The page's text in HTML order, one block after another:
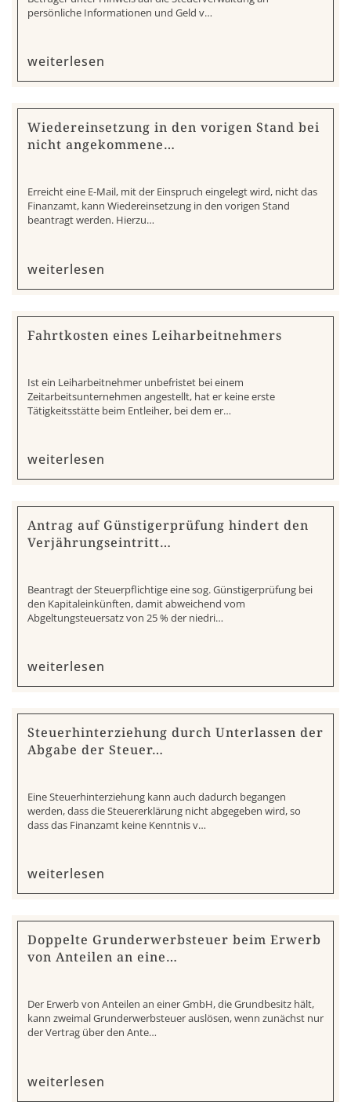
persönliche Informationen und Geld v…
weiterlesen
Wiedereinsetzung in den vorigen Stand bei
nicht angekommene…
Erreicht eine E-Mail, mit der Einspruch eingelegt wird, nicht das
Finanzamt, kann Wiedereinsetzung in den vorigen Stand
beantragt werden. Hierzu…
weiterlesen
Fahrtkosten eines Leiharbeitnehmers
Ist ein Leiharbeitnehmer unbefristet bei einem
Zeitarbeitsunternehmen angestellt, hat er keine erste
Tätigkeitsstätte beim Entleiher, bei dem er…
weiterlesen
Antrag auf Günstigerprüfung hindert den
Verjährungseintritt…
Beantragt der Steuerpflichtige eine sog. Günstigerprüfung bei
den Kapitaleinkünften, damit abweichend vom
Abgeltungsteuersatz von 25 % der niedri…
weiterlesen
Steuerhinterziehung durch Unterlassen der
Abgabe der Steuer…
Eine Steuerhinterziehung kann auch dadurch begangen
werden, dass die Steuererklärung nicht abgegeben wird, so
dass das Finanzamt keine Kenntnis v…
weiterlesen
Doppelte Grunderwerbsteuer beim Erwerb
von Anteilen an eine…
Der Erwerb von Anteilen an einer GmbH, die Grundbesitz hält,
kann zweimal Grunderwerbsteuer auslösen, wenn zunächst nur
der Vertrag über den Ante…
weiterlesen